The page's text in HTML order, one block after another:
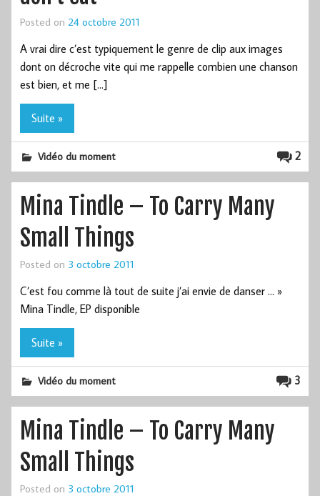
Posted on 24 octobre 2011
A vrai dire c’est typiquement le genre de clip aux images
dont on décroche vite qui me rappelle combien une chanson
est bien, et me […]
Suite »
2
Vidéo du moment
Mina Tindle – To Carry Many
Small Things
Posted on 3 octobre 2011
C’est fou comme là tout de suite j’ai envie de danser … »
Mina Tindle, EP disponible
Suite »
3
Vidéo du moment
Mina Tindle – To Carry Many
Small Things
Posted on 3 octobre 2011